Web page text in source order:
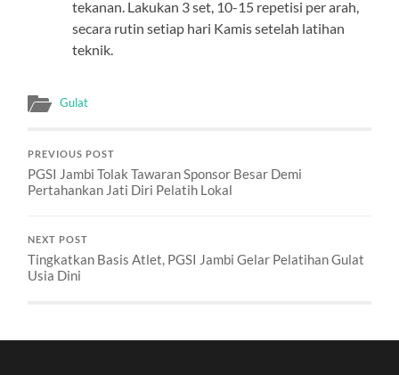
tekanan. Lakukan 3 set, 10-15 repetisi per arah,
secara rutin setiap hari Kamis setelah latihan
teknik.
Gulat
PREVIOUS POST
PGSI Jambi Tolak Tawaran Sponsor Besar Demi
Pertahankan Jati Diri Pelatih Lokal
NEXT POST
Tingkatkan Basis Atlet, PGSI Jambi Gelar Pelatihan Gulat
Usia Dini